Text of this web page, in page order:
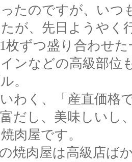
たのですが、いつ
が、先日ようやく
枚ずつ盛り合わせ
ンなどの高級部位
。
わく、「産直価格
だし、美味しいし
肉屋です。
焼肉屋は高級店ば